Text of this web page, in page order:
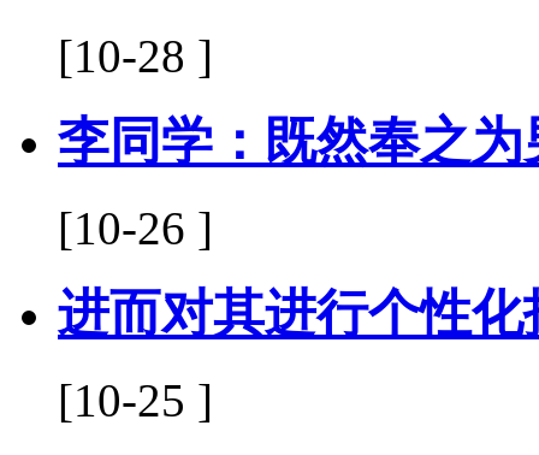
[10-28 ]
李同学：既然奉之
[10-26 ]
进而对其进行个性化
[10-25 ]